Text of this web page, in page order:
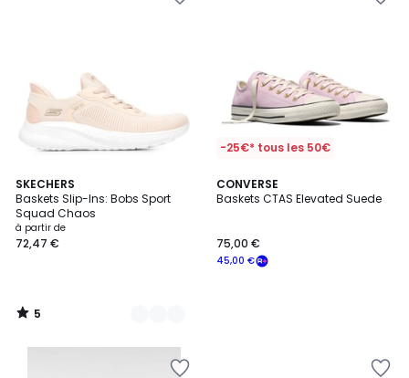
SKECHERS
Baskets Slip-Ins: Bobs Sport
Squad Chaos
à partir de
72,47 €
5
/
5
7
Couleurs
5
/
-25€* tous les 50€
CONVERSE
Baskets CTAS Elevated Suede
45,00 €
75,00 €